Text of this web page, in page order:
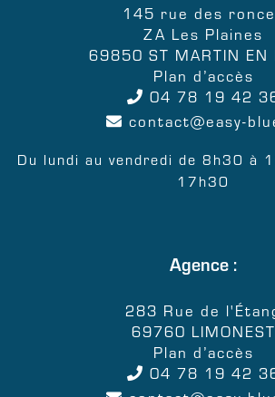
145 rue des
ZA Les Plaines
69850 ST MARTIN EN
Plan d’accès
04 78 19 42
contact
easy-
Du lundi au vendredi de 8h30 à
17h30
Agence :
283 Rue de
69760 LIMONEST
Plan d’accès
04 78 19 42